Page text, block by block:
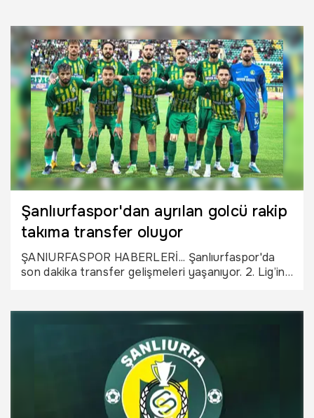
Şanlıurfaspor'dan ayrılan golcü rakip
takıma transfer oluyor
ŞANIURFASPOR HABERLERİ... Şanlıurfaspor'da
son dakika transfer gelişmeleri yaşanıyor. 2. Lig’in
Kurumuş’u transfer gündemine aldı.